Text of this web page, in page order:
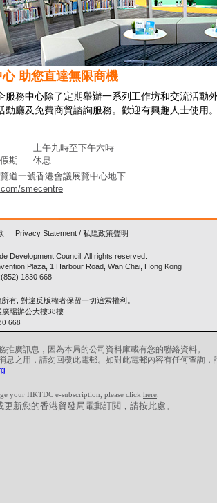
助您直達無限商機
服務中心除了定期舉辦一系列工作坊和交流活動
動廳及免費商貿諮詢服務。歡迎有興趣人士使用
上午九時至下午六時
期
休息
道一號香港會議展覽中心地下
smecentre
Privacy Statement / 私隠政策聲明
Development Council. All rights reserved.
Plaza, 1 Harbour Road, Wan Chai, Hong Kong
1830 668
有, 對違反版權者保留一切追索權利。
場辦公大樓38樓
668
推廣訊息，因為本局的公司資料庫載有您的聯絡資料。
息之用，請勿回覆此電郵。如對此電郵內容有任何查詢，
your HKTDC e-subscription, please click here
更新您的香港貿發局電郵訂閲，請按此處。